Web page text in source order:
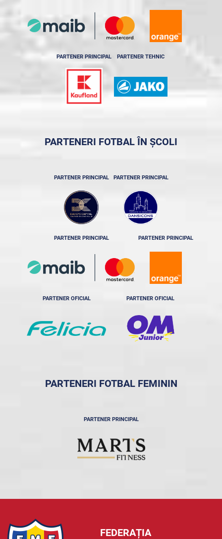
PARTENER PRINCIPAL PARTENER TEHNIC
PARTENERI FOTBAL ÎN ȘCOLI
PARTENER PRINCIPAL PARTENER PRINCIPAL
PARTENER PRINCIPAL PARTENER PRINCIPAL
PARTENER OFICIAL PARTENER OFICIAL
PARTENERI FOTBAL FEMININ
PARTENER PRINCIPAL
FEDERAȚIA